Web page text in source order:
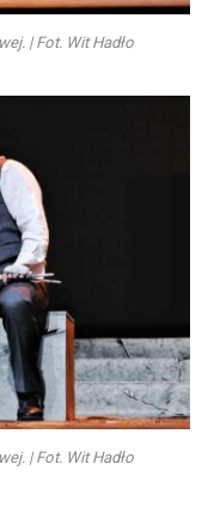
| Fot. Wit Hadło
| Fot. Wit Hadło